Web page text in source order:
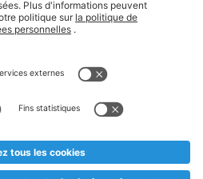
et mentions légales
et jusqu'à
bien étudié, nous serions
stock. Prix Recupel et TVA incl.
forme masculine a été adoptée